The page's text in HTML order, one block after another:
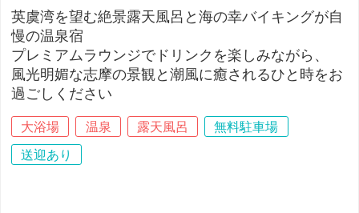
英虞湾を望む絶景露天風呂と海の幸バイキングが自
慢の温泉宿
プレミアムラウンジでドリンクを楽しみながら、
風光明媚な志摩の景観と潮風に癒されるひと時をお
過ごしください
大浴場 温泉 露天風呂
無料駐車場
送迎あり